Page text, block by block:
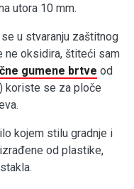
utora 10 mm.
u stvaranju zaštitnog
ne oksidira, štiteći sam
gumene brtve od
koriste se za ploče
kojem stilu gradnje i
od plastike,